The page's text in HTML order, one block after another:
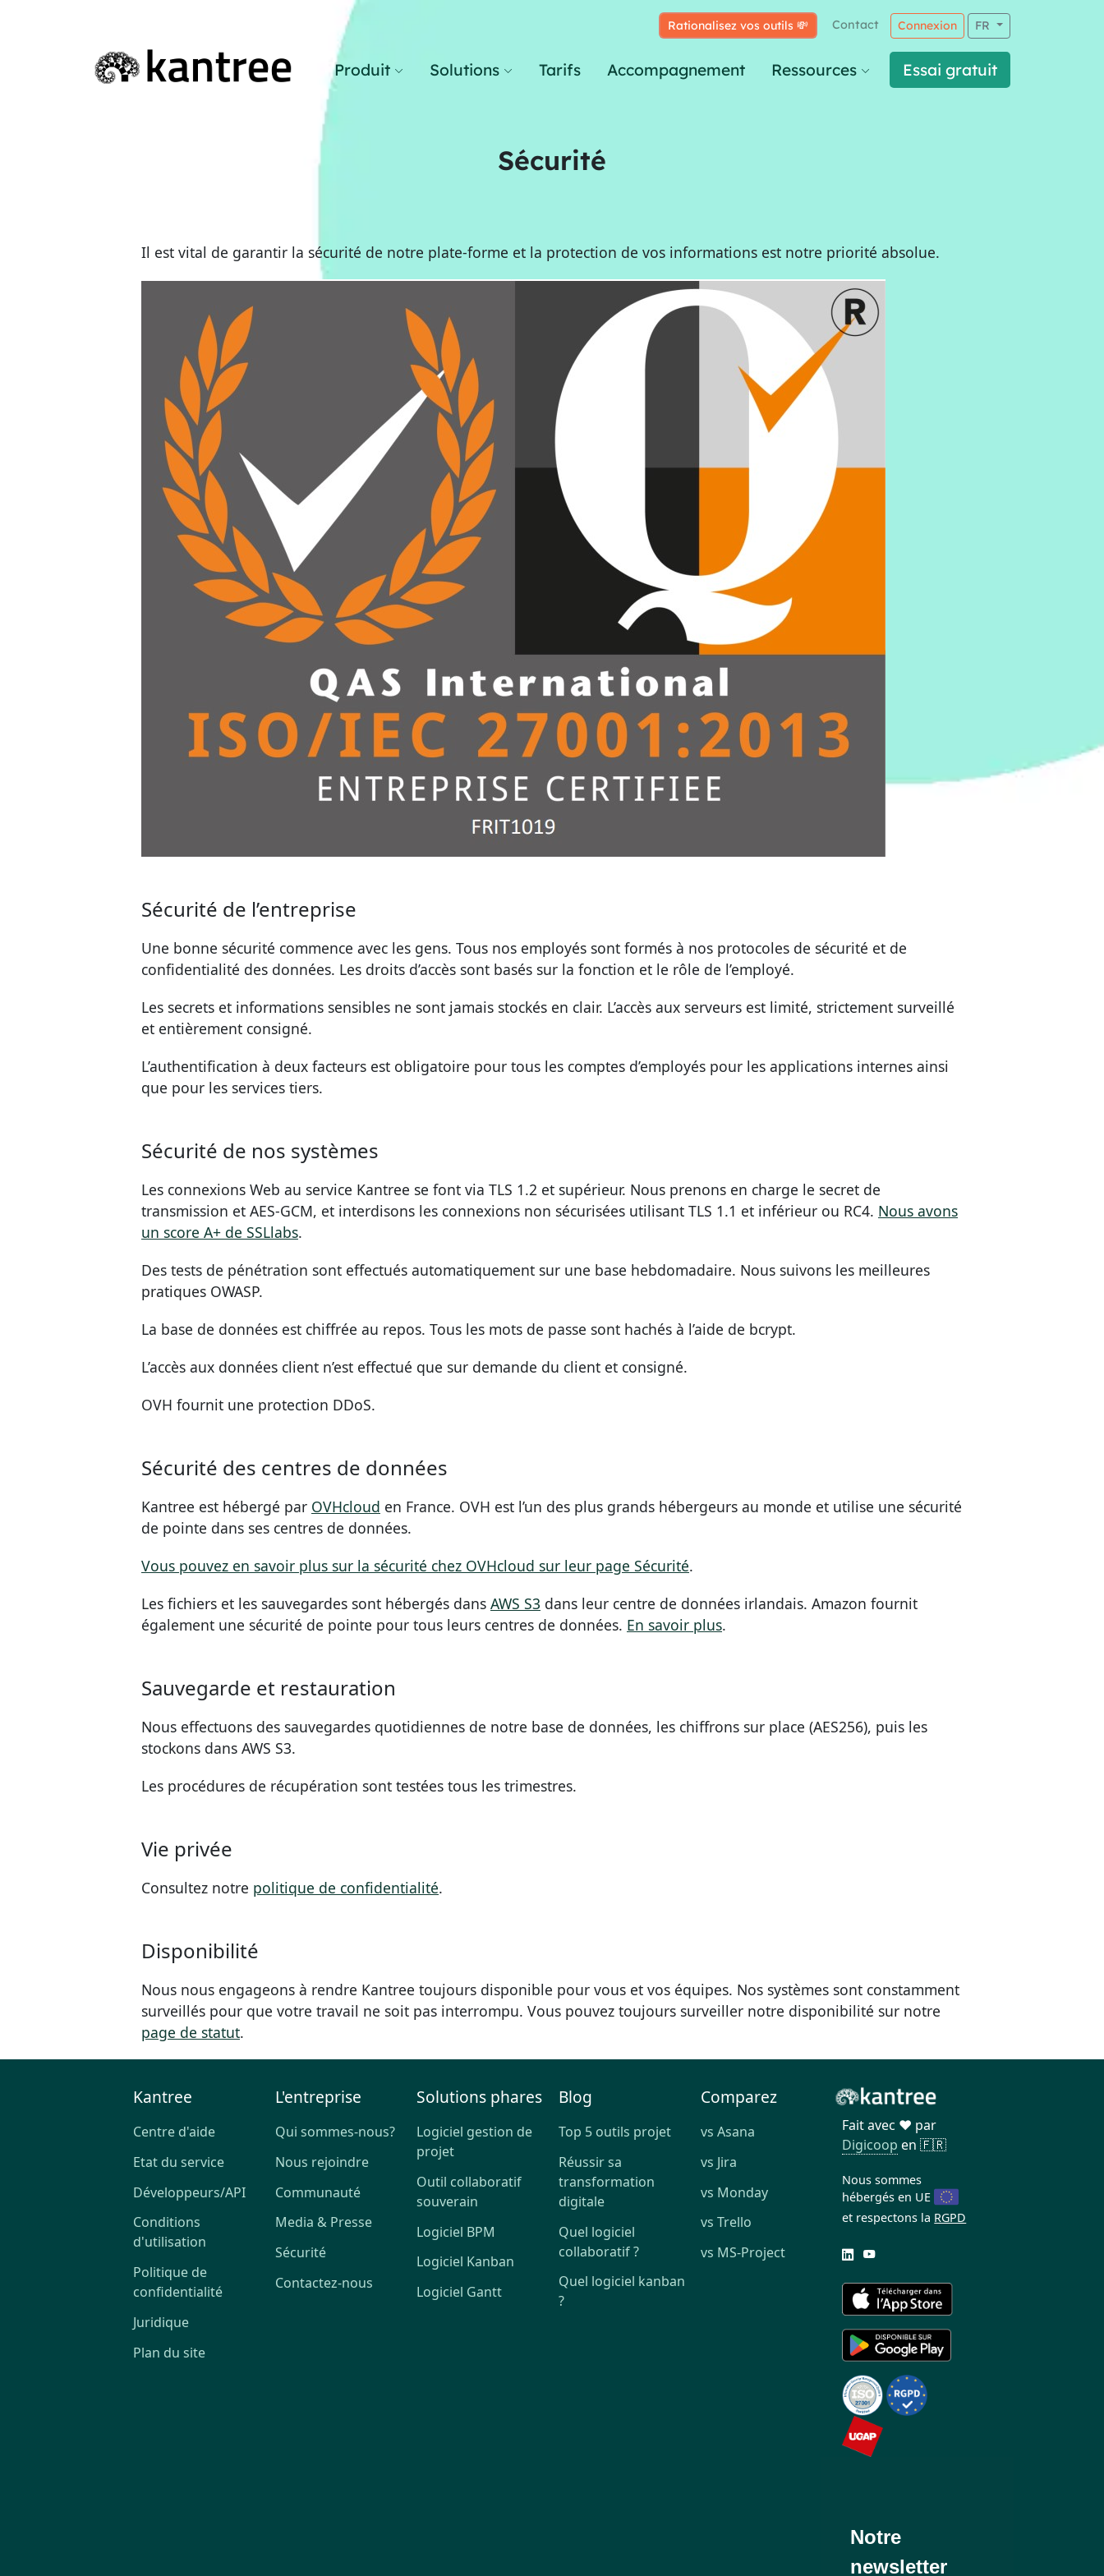
Rationalisez vos outils 💸 Contact Connexion FR
Produit Solutions Tarifs Accompagnement Ressources Essai gratuit
Sécurité
Il est vital de garantir la sécurité de notre plate-forme et la protection de vos informations est notre priorité absolue.
Sécurité de l’entreprise
Une bonne sécurité commence avec les gens. Tous nos employés sont formés à nos protocoles de sécurité et de
confidentialité des données. Les droits d’accès sont basés sur la fonction et le rôle de l’employé.
Les secrets et informations sensibles ne sont jamais stockés en clair. L’accès aux serveurs est limité, strictement surveillé
et entièrement consigné.
L’authentification à deux facteurs est obligatoire pour tous les comptes d’employés pour les applications internes ainsi
que pour les services tiers.
Sécurité de nos systèmes
Les connexions Web au service Kantree se font via TLS 1.2 et supérieur. Nous prenons en charge le secret de
transmission et AES-GCM, et interdisons les connexions non sécurisées utilisant TLS 1.1 et inférieur ou RC4. Nous avons
un score A+ de SSLlabs.
Des tests de pénétration sont effectués automatiquement sur une base hebdomadaire. Nous suivons les meilleures
pratiques OWASP.
La base de données est chiffrée au repos. Tous les mots de passe sont hachés à l’aide de bcrypt.
L’accès aux données client n’est effectué que sur demande du client et consigné.
OVH fournit une protection DDoS.
Sécurité des centres de données
Kantree est hébergé par OVHcloud en France. OVH est l’un des plus grands hébergeurs au monde et utilise une sécurité
de pointe dans ses centres de données.
Vous pouvez en savoir plus sur la sécurité chez OVHcloud sur leur page Sécurité.
Les fichiers et les sauvegardes sont hébergés dans AWS S3 dans leur centre de données irlandais. Amazon fournit
également une sécurité de pointe pour tous leurs centres de données. En savoir plus.
Sauvegarde et restauration
Nous effectuons des sauvegardes quotidiennes de notre base de données, les chiffrons sur place (AES256), puis les
stockons dans AWS S3.
Les procédures de récupération sont testées tous les trimestres.
Vie privée
Consultez notre politique de confidentialité.
Disponibilité
Nous nous engageons à rendre Kantree toujours disponible pour vous et vos équipes. Nos systèmes sont constamment
surveillés pour que votre travail ne soit pas interrompu. Vous pouvez toujours surveiller notre disponibilité sur notre
page de statut.
Kantree
Centre d'aide
Etat du service
Développeurs/API
Conditions
d'utilisation
Politique de
confidentialité
Juridique
Plan du site
L'entreprise
Qui sommes-nous?
Nous rejoindre
Communauté
Media & Presse
Sécurité
Contactez-nous
Solutions phares
Logiciel gestion de
projet
Outil collaboratif
souverain
Logiciel BPM
Logiciel Kanban
Logiciel Gantt
Blog
Top 5 outils projet
Réussir sa
transformation
digitale
Quel logiciel
collaboratif ?
Quel logiciel kanban
?
Comparez
vs Asana
vs Jira
vs Monday
vs Trello
vs MS-Project
Fait avec ❤️ par
Digicoop en 🇫🇷
Nous sommes
hébergés en UE
et respectons la RGPD